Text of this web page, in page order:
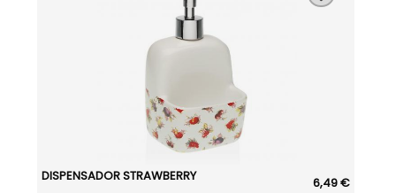
DISPENSADOR STRAWBERRY 6,49 €